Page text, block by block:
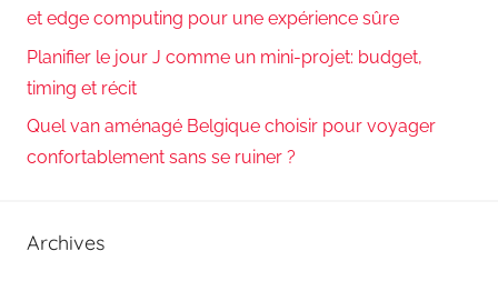
et edge computing pour une expérience sûre
Planifier le jour J comme un mini-projet: budget,
timing et récit
Quel van aménagé Belgique choisir pour voyager
confortablement sans se ruiner ?
Archives